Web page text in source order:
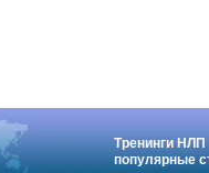
Тренинги НЛП
популярные